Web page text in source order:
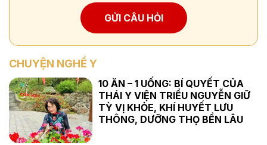
GỬI CÂU HỎI
CHUYỆN NGHỀ Y
10 ĂN – 1 UỐNG: BÍ QUYẾT CỦA
THÁI Y VIỆN TRIỀU NGUYỄN GIỮ
TỲ VỊ KHỎE, KHÍ HUYẾT LƯU
THÔNG, DƯỠNG THỌ BỀN LÂU